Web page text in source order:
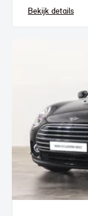
Bekijk details